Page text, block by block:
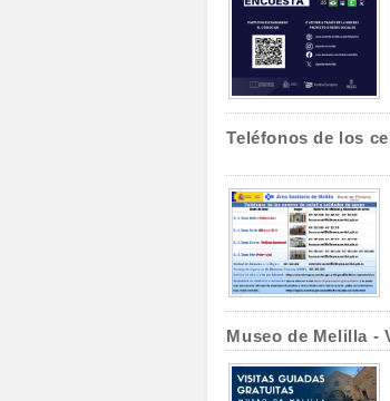
Teléfonos de los
Museo de Melilla -